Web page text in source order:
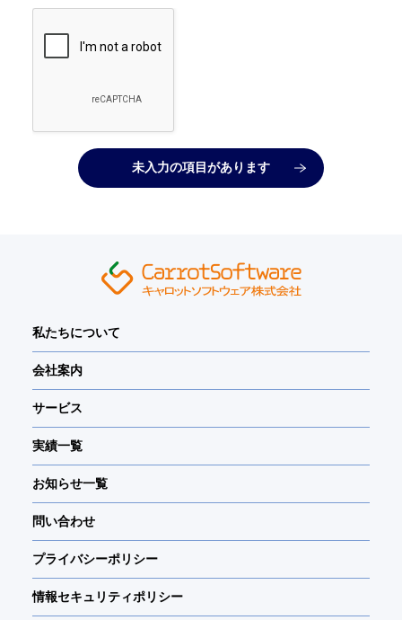
利用いたしません。
個人情報の安全管理について
及び漏洩を防止するために、社内体制の構築と合
個人情報の第三者への提供について
当社は法令に基づく場合を除いて、当該本人の同
お問い合わせに関しての業務委託はありません。
当社が保有するご自身の個人情報の利用目的の通
知、個人情報の開示、訂正、追加、削除の要求、
利用又は提供の拒否、及び第三者提供記録の開示
は、請求理由が正当である場合において、所定の
手続きに従って対応いたします。
必要な場合には、下記のお問い合わせ窓口までご
連絡下さい。
個人情報を当社に与えることの任意性について
個人情報を当社に与えることは任意です。ただ
し、個人情報を当社に与えない場合には、当社か
らの返信やサービスの提供ができない場合があり
ますので、あらかじめご了承下さい。
【個人情報に関する開示等のご請求や苦情、相談
等のお問い合わせ窓口】
未入力の項目があります
私たちについて
会社案内
サービス
実績一覧
お知らせ一覧
問い合わせ
プライバシーポリシー
情報セキュリティポリシー